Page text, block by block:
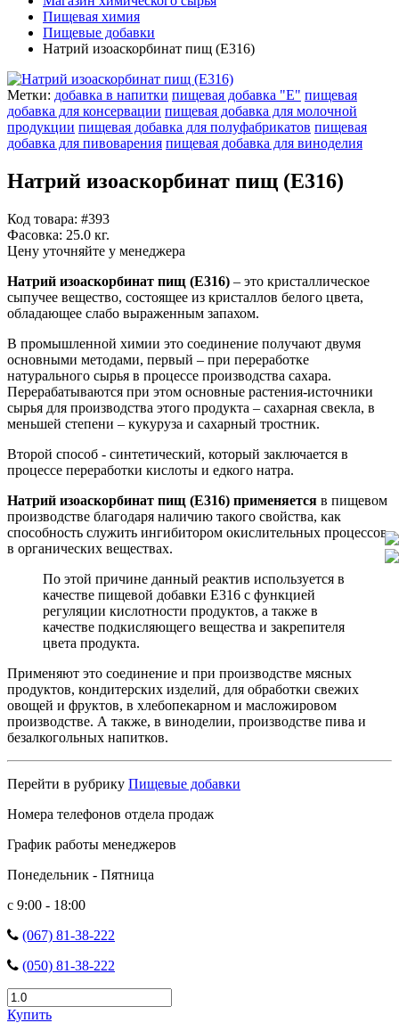
Пищевая химия
Пищевые добавки
Натрий изоаскорбинат пищ (Е316)
Метки: добавка в напитки пищевая добавка "Е" пищевая
добавка для консервации пищевая добавка для молочной
продукции пищевая добавка для полуфабрикатов пищевая
добавка для пивоварения пищевая добавка для виноделия
Натрий изоаскорбинат пищ (Е316)
Код товара: #393
Фасовка: 25.0 кг.
Цену уточняйте у менеджера
Натрий изоаскорбинат пищ (Е316) – это кристаллическое
сыпучее вещество, состоящее из кристаллов белого цвета,
обладающее слабо выраженным запахом.
В промышленной химии это соединение получают двумя
основными методами, первый – при переработке
натурального сырья в процессе производства сахара.
Перерабатываются при этом основные растения-источники
сырья для производства этого продукта – сахарная свекла, в
меньшей степени – кукуруза и сахарный тростник.
Второй способ - синтетический, который заключается в
процессе переработки кислоты и едкого натра.
Натрий изоаскорбинат пищ (Е316) применяется в пищевом
производстве благодаря наличию такого свойства, как
способность служить ингибитором окислительных процессов
в органических веществах.
По этой причине данный реактив используется в
качестве пищевой добавки Е316 с функцией
регуляции кислотности продуктов, а также в
качестве подкисляющего вещества и закрепителя
цвета продукта.
Применяют это соединение и при производстве мясных
продуктов, кондитерских изделий, для обработки свежих
овощей и фруктов, в хлебопекарном и масложировом
производстве. А также, в виноделии, производстве пива и
безалкогольных напитков.
Перейти в рубрику Пищевые добавки
Номера телефонов отдела продаж
График работы менеджеров
Понедельник - Пятница
с 9:00 - 18:00
(067) 81-38-222
(050) 81-38-222
Купить